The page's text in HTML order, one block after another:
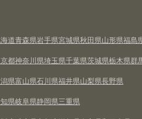
道青森県岩手県宮城県秋田県山形県福島
都神奈川県埼玉県千葉県茨城県栃木県群
県富山県石川県福井県山梨県長野県
県岐阜県静岡県三重県